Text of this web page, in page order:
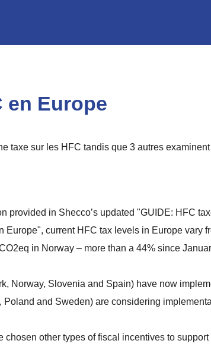
en Europe
taxe sur les HFC tandis que 3 autres
provided in Shecco’s updated "GUIDE: HFC
Europe", current HFC tax levels in Europe vary
in Norway – more than a 44% since
Norway, Slovenia and Spain) have now
Poland and Sweden) are considering
chosen other types of fiscal incentives to